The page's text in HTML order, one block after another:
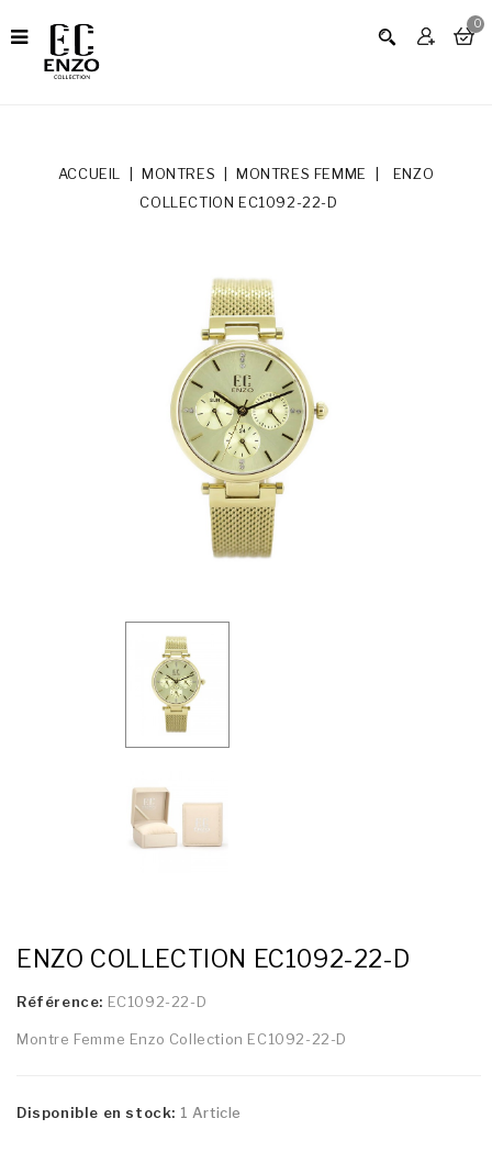
0
ACCUEIL MONTRES MONTRES FEMME
ENZO
COLLECTION EC1092-22-D
ENZO COLLECTION EC1092-22-D
Référence: EC1092-22-D
Montre Femme Enzo Collection EC1092-22-D
Disponible en stock: 1 Article